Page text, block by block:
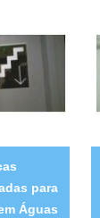
para
Águas